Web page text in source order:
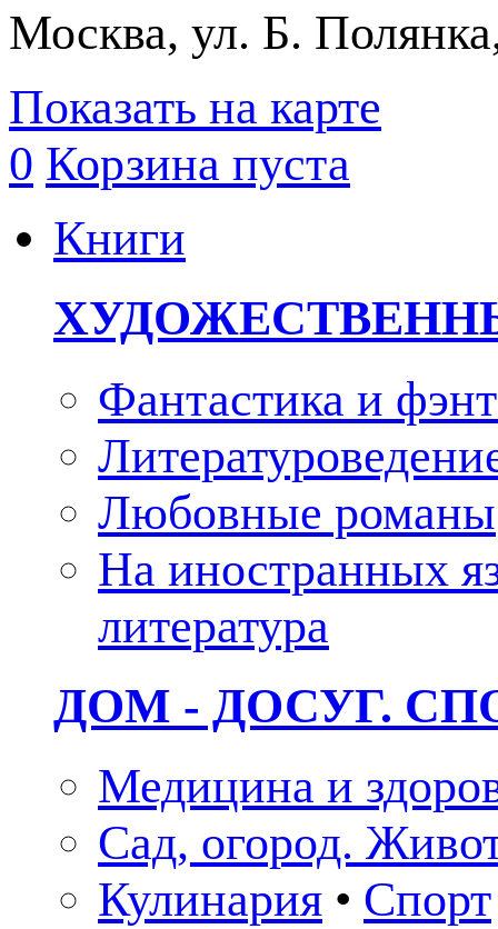
Москва, ул. Б.
Показать на карте
0 Корзина пуста
Книги
Фантастика и
Любовные романы
На иностранных
литература
ДОМ - ДОСУГ.
Медицина и
Сад, огород.
Кулинария • Спорт